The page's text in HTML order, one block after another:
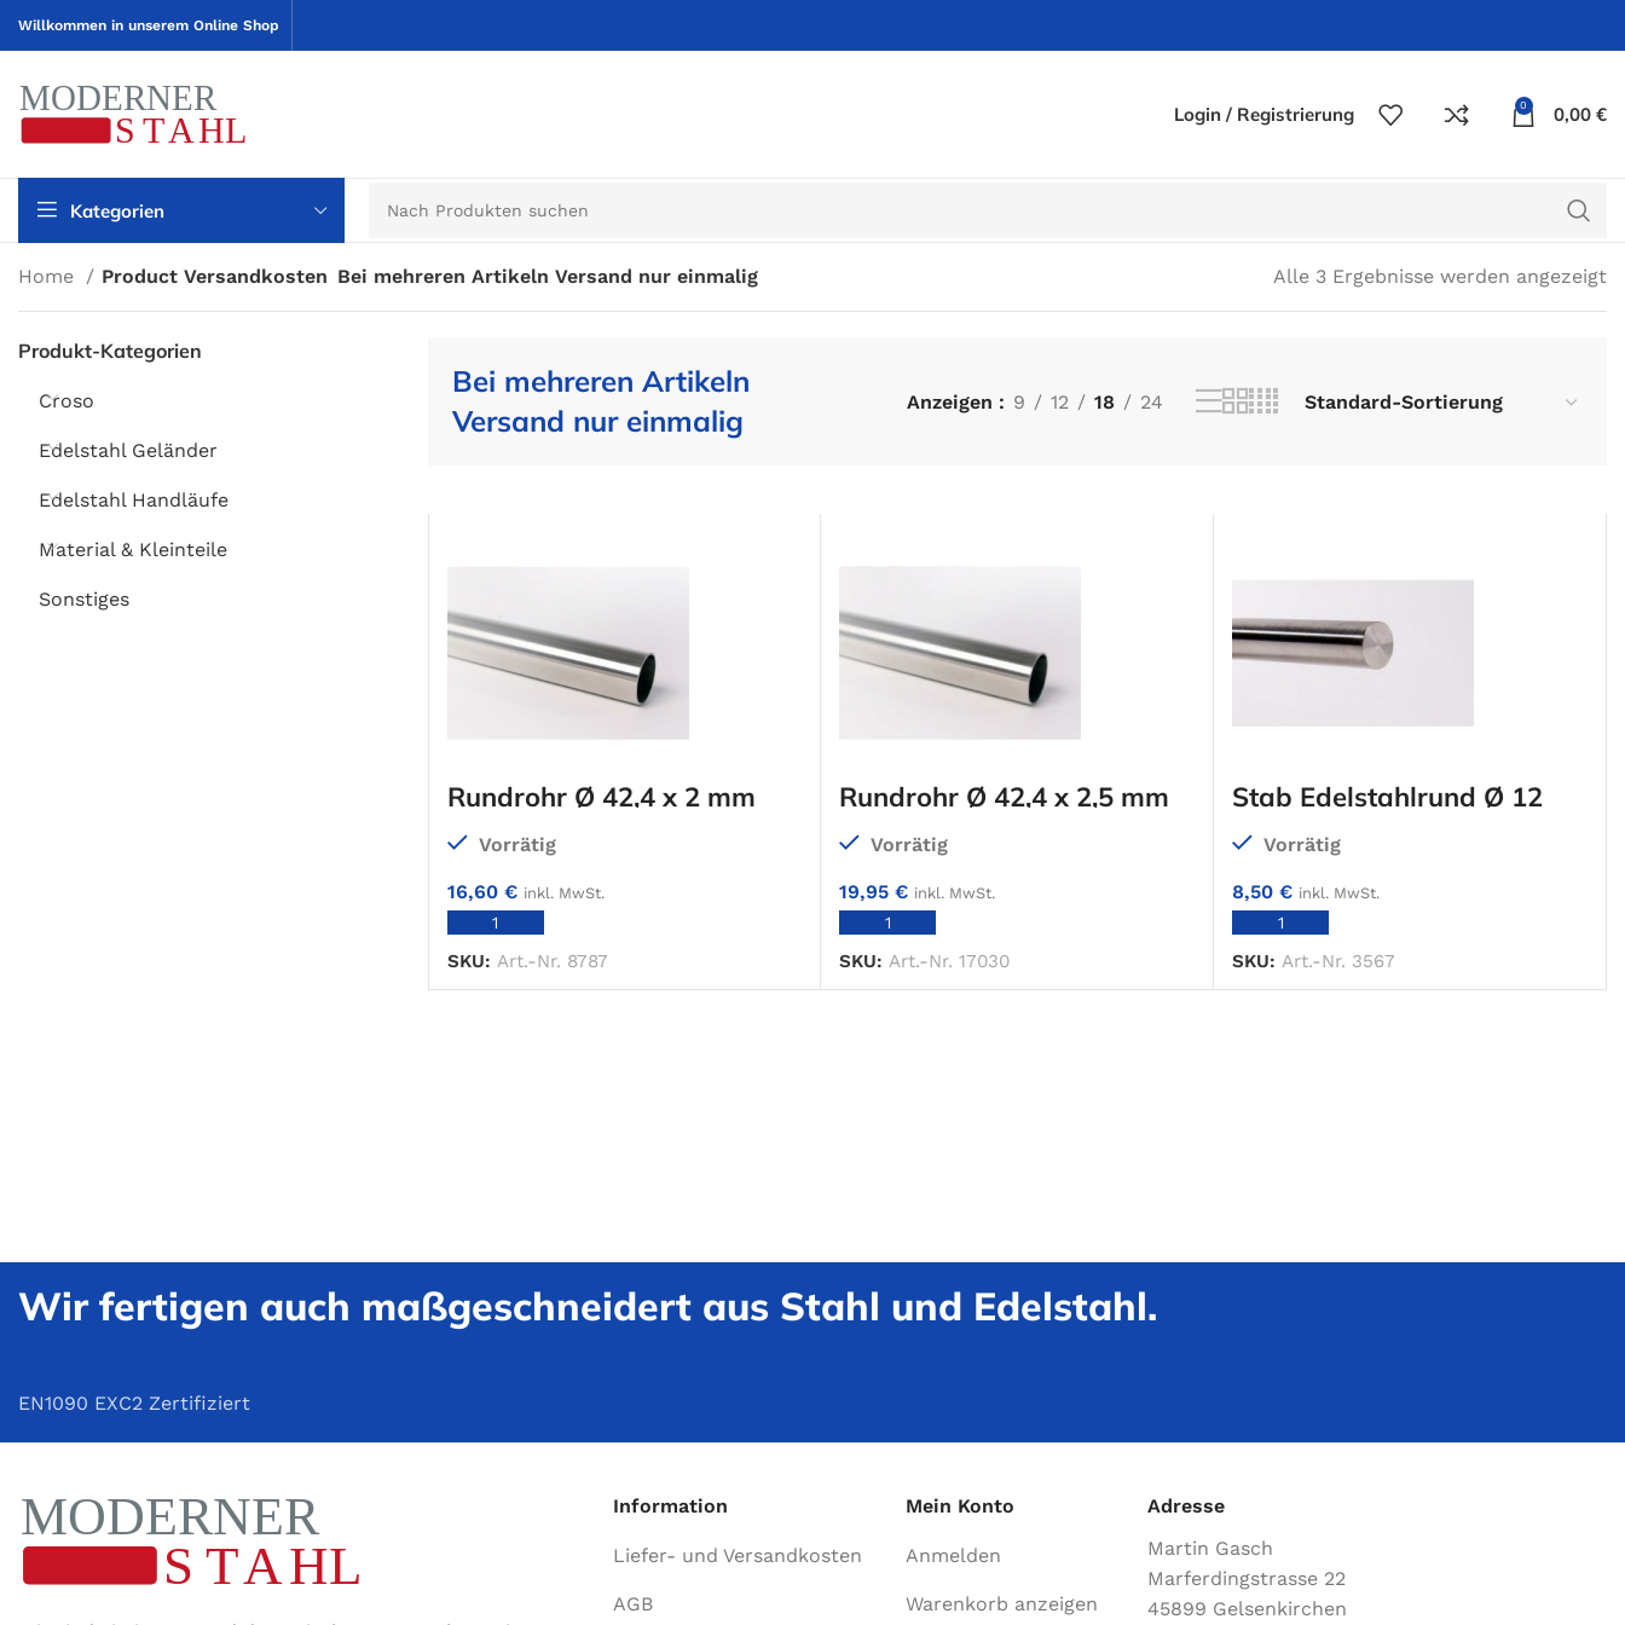
Willkommen in unserem Online Shop
Login / Registrierung 0 0,00 €
Kategorien
Home Product Versandkosten Bei mehreren Artikeln Versand nur einmalig Alle 3 Ergebnisse werden angezeigt
Produkt-Kategorien
Croso
Edelstahl Geländer
Edelstahl Handläufe
Material & Kleinteile
Sonstiges
Bei mehreren Artikeln
Versand nur einmalig
Anzeigen 9 12 18 24
Rundrohr Ø 42,4 x 2 mm
Korn 320
Vorrätig
16,60 € inkl. MwSt.
SKU: Art.-Nr. 8787
Rundrohr Ø 42,4 x 2,5 mm
Korn 320
Vorrätig
19,95€ inkl. MwSt.
SKU:Art.-Nr. 17030
Stab Edelstahlrund Ø 12
mm
Vorrätig
8,50€ inkl. MwSt.
SKU:Art.-Nr. 3567
Wir fertigen auch maßgeschneidert aus Stahl und Edelstahl.
EN1090 EXC2 Zertifiziert
Information
Liefer- und Versandkosten
AGB
Mein Konto
Anmelden
Warenkorb anzeigen
Adresse
Martin Gasch
Marferdingstrasse 22
45899 Gelsenkirchen